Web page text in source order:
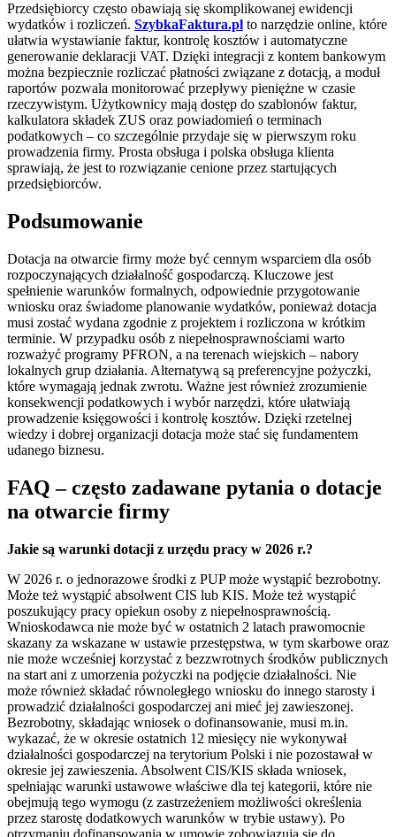
Przedsiębiorcy często obawiają się skomplikowanej ewidencji
wydatków i rozliczeń. SzybkaFaktura.pl to narzędzie online, które
ułatwia wystawianie faktur, kontrolę kosztów i automatyczne
generowanie deklaracji VAT. Dzięki integracji z kontem bankowym
można bezpiecznie rozliczać płatności związane z dotacją, a moduł
raportów pozwala monitorować przepływy pieniężne w czasie
rzeczywistym. Użytkownicy mają dostęp do szablonów faktur,
kalkulatora składek ZUS oraz powiadomień o terminach
podatkowych – co szczególnie przydaje się w pierwszym roku
prowadzenia firmy. Prosta obsługa i polska obsługa klienta
sprawiają, że jest to rozwiązanie cenione przez startujących
przedsiębiorców.
Podsumowanie
Dotacja na otwarcie firmy może być cennym wsparciem dla osób
rozpoczynających działalność gospodarczą. Kluczowe jest
spełnienie warunków formalnych, odpowiednie przygotowanie
wniosku oraz świadome planowanie wydatków, ponieważ dotacja
musi zostać wydana zgodnie z projektem i rozliczona w krótkim
terminie. W przypadku osób z niepełnosprawnościami warto
rozważyć programy PFRON, a na terenach wiejskich – nabory
lokalnych grup działania. Alternatywą są preferencyjne pożyczki,
które wymagają jednak zwrotu. Ważne jest również zrozumienie
konsekwencji podatkowych i wybór narzędzi, które ułatwiają
prowadzenie księgowości i kontrolę kosztów. Dzięki rzetelnej
wiedzy i dobrej organizacji dotacja może stać się fundamentem
udanego biznesu.
FAQ – często zadawane pytania o dotacje
na otwarcie firmy
Jakie są warunki dotacji z urzędu pracy w 2026 r.?
W 2026 r. o jednorazowe środki z PUP może wystąpić bezrobotny.
Może też wystąpić absolwent CIS lub KIS. Może też wystąpić
poszukujący pracy opiekun osoby z niepełnosprawnością.
Wnioskodawca nie może być w ostatnich 2 latach prawomocnie
skazany za wskazane w ustawie przestępstwa, w tym skarbowe oraz
nie może wcześniej korzystać z bezzwrotnych środków publicznych
na start ani z umorzenia pożyczki na podjęcie działalności. Nie
może również składać równoległego wniosku do innego starosty i
prowadzić działalności gospodarczej ani mieć jej zawieszonej.
Bezrobotny, składając wniosek o dofinansowanie, musi m.in.
wykazać, że w okresie ostatnich 12 miesięcy nie wykonywał
działalności gospodarczej na terytorium Polski i nie pozostawał w
okresie jej zawieszenia. Absolwent CIS/KIS składa wniosek,
spełniając warunki ustawowe właściwe dla tej kategorii, które nie
obejmują tego wymogu (z zastrzeżeniem możliwości określenia
przez starostę dodatkowych warunków w trybie ustawy). Po
otrzymaniu dofinansowania w umowie zobowiązują się do